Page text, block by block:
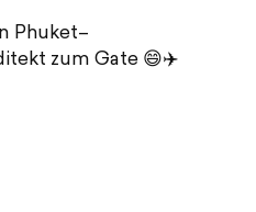
Phuket–
zum Gate 😄✈️